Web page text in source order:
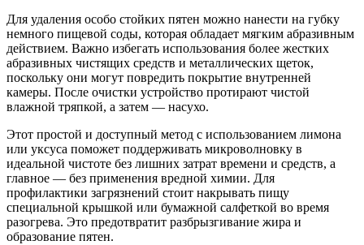
Для удаления особо стойких пятен можно нанести на губку
немного пищевой соды, которая обладает мягким абразивным
действием. Важно избегать использования более жестких
абразивных чистящих средств и металлических щеток,
поскольку они могут повредить покрытие внутренней
камеры. После очистки устройство протирают чистой
влажной тряпкой, а затем — насухо.
Этот простой и доступный метод с использованием лимона
или уксуса поможет поддерживать микроволновку в
идеальной чистоте без лишних затрат времени и средств, а
главное — без применения вредной химии. Для
профилактики загрязнений стоит накрывать пищу
специальной крышкой или бумажной салфеткой во время
разогрева. Это предотвратит разбрызгивание жира и
образование пятен.